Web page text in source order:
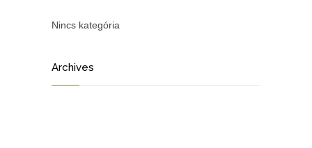
Nincs kategória
Archives